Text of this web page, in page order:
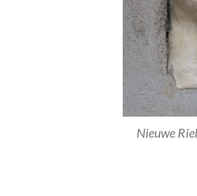
Nieuwe